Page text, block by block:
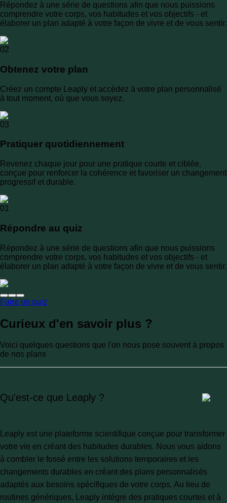
Répondez à une série de questions afin que nous puissions
comprendre votre corps, vos habitudes et vos objectifs - et
élaborer un plan adapté à votre façon de vivre et de vous sentir.
02
Obtenez votre plan
Créez un compte Leaply et accédez à votre plan personnalisé
à tout moment, où que vous soyez.
03
Pratiquer quotidiennement
Revenez chaque jour pour une pratique courte et ciblée,
conçue pour renforcer la cohérence et favoriser un changement
progressif et durable.
01
Répondre au quiz
Répondez à une série de questions afin que nous puissions
comprendre votre corps, vos habitudes et vos objectifs - et
élaborer un plan adapté à votre façon de vivre et de vous sentir.
Faire un quiz
Curieux d'en savoir plus ?
Voici quelques questions que l'on nous pose souvent à propos
de nos plans
Qu'est-ce que Leaply ?
Leaply est une plateforme scientifique conçue pour transformer
votre vie en créant des habitudes durables. Nous vous aidons
à combler le fossé entre les solutions temporaires et les
changements durables en créant des plans personnalisés
adaptés aux besoins spécifiques de votre corps. Au lieu de
routines génériques, Leaply intègre des pratiques courtes et à